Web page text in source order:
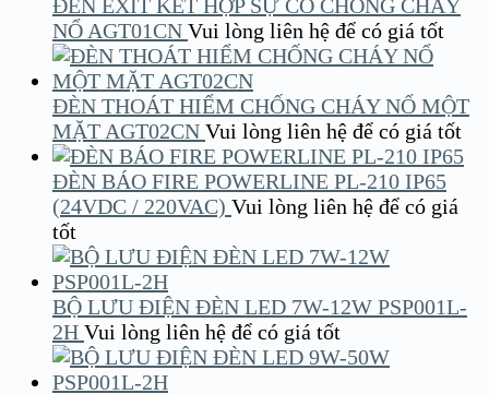
ĐÈN EXIT KẾT HỢP SỰ CỐ CHỐNG CHÁY
NỔ AGT01CN Vui lòng liên hệ để có giá tốt
ĐÈN THOÁT HIỂM CHỐNG CHÁY NỔ MỘT
MẶT AGT02CN Vui lòng liên hệ để có giá tốt
ĐÈN BÁO FIRE POWERLINE PL-210 IP65
(24VDC / 220VAC) Vui lòng liên hệ để có giá
tốt
BỘ LƯU ĐIỆN ĐÈN LED 7W-12W PSP001L-
2H Vui lòng liên hệ để có giá tốt